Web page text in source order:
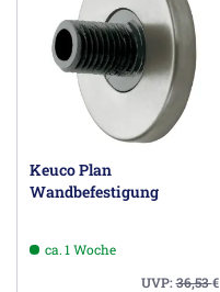
Keuco Plan
Wandbefestigung
ca. 1 Woche
UVP:36,53€